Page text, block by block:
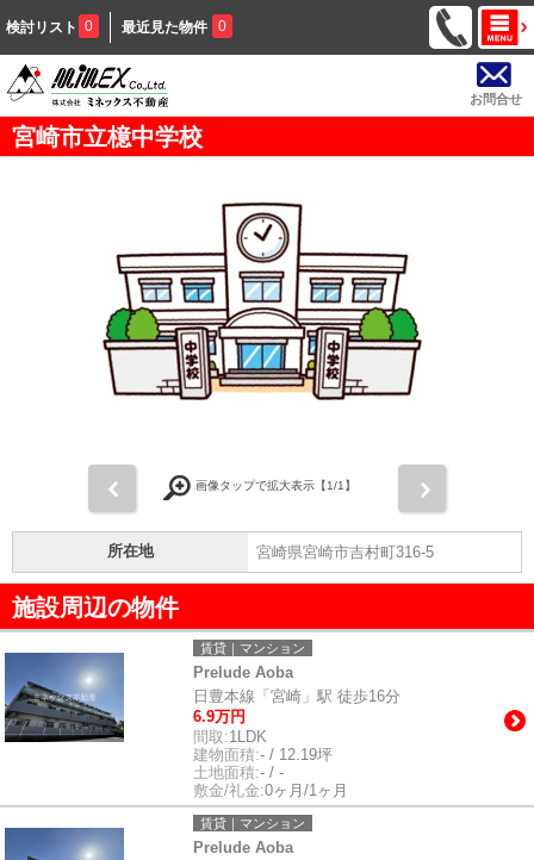
検討リスト 0 最近見た物件 0
お問合せ
宮崎市立檍中学校
画像タップで拡大表示【1/1】
所在地 宮崎県宮崎市吉村町316-5
施設周辺の物件
賃貸｜マンション
Prelude Aoba
日豊本線「宮崎」駅 徒歩16分
6.9万円
間取:1LDK
建物面積:- / 12.19坪
土地面積:- / -
敷金/礼金:0ヶ月/1ヶ月
賃貸｜マンション
Prelude Aoba